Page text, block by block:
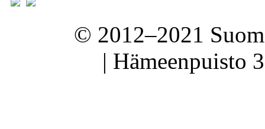
© 2012–2021
| Hämeenpuisto